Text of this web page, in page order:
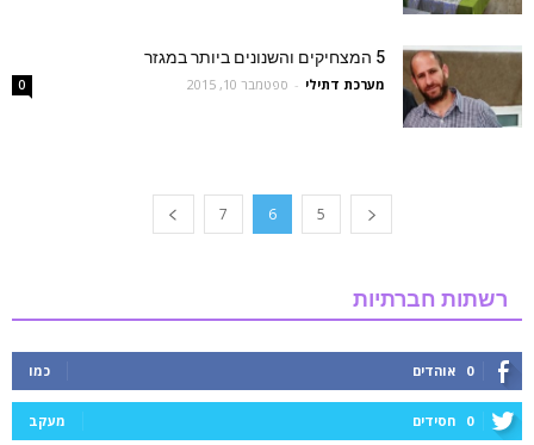
5 המצחיקים והשנונים ביותר במגזר
מערכת דתילי - ספטמבר 10, 2015 0
5
6
7
רשתות חברתיות
0 אוהדים כמו
0 חסידים מעקב